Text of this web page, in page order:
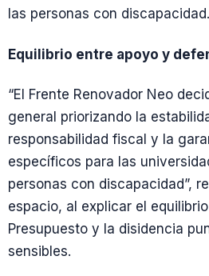
las personas con discapacidad.
Equilibrio entre apoyo y
“El Frente Renovador Neo
general priorizando la
responsabilidad fiscal y la
específicos para las
personas con discapacidad”,
espacio, al explicar el
Presupuesto y la disidencia
sensibles.